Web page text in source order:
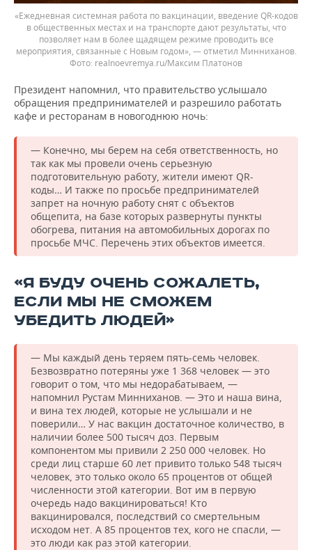
«Ежедневная системная работа по вакцинации, введение QR-кодов
в общественных местах и на транспорте дают результаты, что
позволяет нам в более щадящем режиме проводить все
мероприятия, связанные с Новым годом», — отметил Минниханов.
realnoevremya.ru/Максим Платонов
Президент напомнил, что правительство услышало
обращения предпринимателей и разрешило работать
кафе и ресторанам в новогоднюю ночь:
— Конечно, мы берем на себя ответственность, но
так как мы провели очень серьезную
подготовительную работу, жители имеют QR-
коды… И также по просьбе предпринимателей
запрет на ночную работу снят с объектов
общепита, на базе которых развернуты пункты
обогрева, питания на автомобильных дорогах по
просьбе МЧС. Перечень этих объектов имеется.
«Я БУДУ ОЧЕНЬ СОЖАЛЕТЬ,
ЕСЛИ МЫ НЕ СМОЖЕМ
УБЕДИТЬ ЛЮДЕЙ»
— Мы каждый день теряем пять-семь человек.
Безвозвратно потеряны уже 1 368 человек — это
говорит о том, что мы недорабатываем, —
напомнил Рустам Минниханов. — Это и наша вина,
и вина тех людей, которые не услышали и не
поверили… У нас вакцин достаточное количество, в
наличии более 500 тысяч доз. Первым
компонентом мы привили 2 250 000 человек. Но
среди лиц старше 60 лет привито только 548 тысяч
человек, это только около 65 процентов от общей
численности этой категории. Вот им в первую
очередь надо вакцинироваться! Кто
вакцинировался, последствий со смертельным
исходом нет. А 85 процентов тех, кого не спасли, —
это люди как раз этой категории.